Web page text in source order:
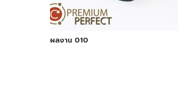
ผลงาน 010